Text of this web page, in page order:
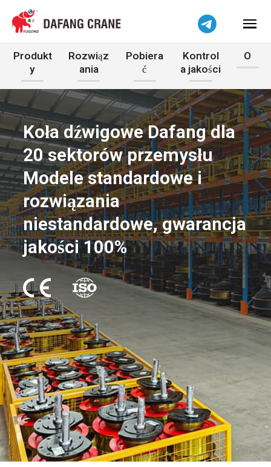
Produkt
y
Rozwiąz
ania
Pobiera
ć
Kontrol
a jakości
O
Koła dźwigowe Dafang dla
20 sektorów przemysłu
Modele standardowe i
rozwiązania
niestandardowe, gwarancja
jakości 100%